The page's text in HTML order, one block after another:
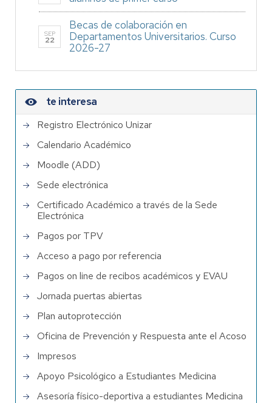
SEP
22
Becas de colaboración en
Departamentos Universitarios. Curso
2026-27
te interesa
Registro Electrónico Unizar
Calendario Académico
Moodle (ADD)
Sede electrónica
Certificado Académico a través de la Sede
Electrónica
Pagos por TPV
Acceso a pago por referencia
Pagos on line de recibos académicos y EVAU
Jornada puertas abiertas
Plan autoprotección
Oficina de Prevención y Respuesta ante el Acoso
Impresos
Apoyo Psicológico a Estudiantes Medicina
Asesoría físico-deportiva a estudiantes Medicina